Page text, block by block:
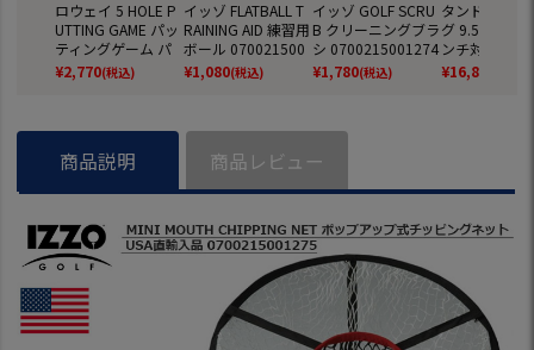
ロウェイ 5 HOLE P
UTTING GAME パッ
ティングゲーム パ
ター練習器 070021
5001298 練習器具
¥2,770(税込)
イッゾ FLATBALL T
RAINING AID 練習用
ボール 070021500
1277 練習器具 USA
直輸入品
¥1,080(税込)
イッゾ GOLF SCRU
B クリーニングブラ
シ 0700215001274
小物 USA直輸入品
¥1,780(税込)
タンドキャデ
グ 9.5型 軽量
ンチ対応
SB 【
ジナル商品】
¥16,800
商品説明 商品レビュー